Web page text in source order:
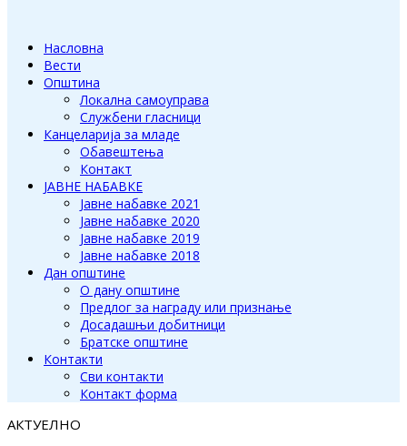
Насловна
Вести
Општина
Локална самоуправа
Службени гласници
Канцеларија за младе
Обавештења
Контакт
ЈАВНЕ НАБАВКЕ
Јавне набавке 2021
Јавне набавке 2020
Јавне набавке 2019
Јавне набавке 2018
Дан општине
О дану општине
Предлог за награду или признање
Досадашњи добитници
Братске општине
Контакти
Сви контакти
Контакт форма
АКТУЕЛНО